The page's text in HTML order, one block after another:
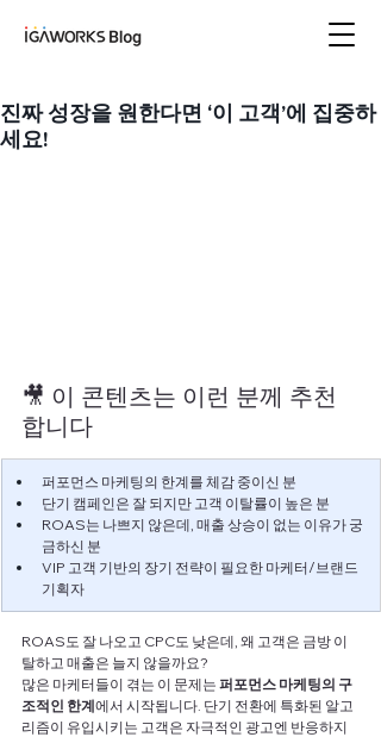
진짜 성장을 원한다면 ‘이 고객’에 집중하
세요!
🎥 이 콘텐츠는 이런 분께 추천
합니다
퍼포먼스 마케팅의 한계를 체감 중이신 분
단기 캠페인은 잘 되지만 고객 이탈률이 높은 분
ROAS는 나쁘지 않은데, 매출 상승이 없는 이유가 궁
금하신 분
VIP 고객 기반의 장기 전략이 필요한 마케터/브랜드
기획자
ROAS도 잘 나오고 CPC도 낮은데, 왜 고객은 금방 이
탈하고 매출은 늘지 않을까요?
많은 마케터들이 겪는 이 문제는 퍼포먼스 마케팅의 구
조적인 한계에서 시작됩니다. 단기 전환에 특화된 알고
리즘이 유입시키는 고객은 자극적인 광고엔 반응하지